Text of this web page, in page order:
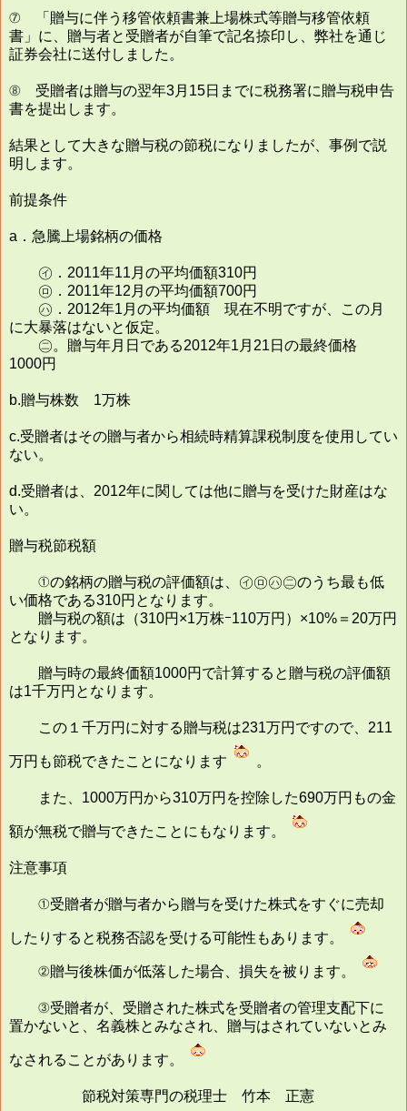
⑦ 「贈与に伴う移管依頼書兼上場株式等贈与移管依頼
書」に、贈与者と受贈者が自筆で記名捺印し、弊社を通じ
証券会社に送付しました。
⑧ 受贈者は贈与の翌年3月15日までに税務署に贈与税申告
書を提出します。
結果として大きな贈与税の節税になりましたが、事例で説
明します。
前提条件
a．急騰上場銘柄の価格
㋑．2011年11月の平均価額310円
㋺．2011年12月の平均価額700円
㋩．2012年1月の平均価額 現在不明ですが、この月
に大暴落はないと仮定。
㊁。贈与年月日である2012年1月21日の最終価格
1000円
b.贈与株数 1万株
c.受贈者はその贈与者から相続時精算課税制度を使用してい
ない。
d.受贈者は、2012年に関しては他に贈与を受けた財産はな
い。
贈与税節税額
①の銘柄の贈与税の評価額は、㋑㋺㋩㊁のうち最も低
い価格である310円となります。
贈与税の額は（310円×1万株ｰ110万円）×10%＝20万円
となります。
贈与時の最終価額1000円で計算すると贈与税の評価額
は1千万円となります。
この１千万円に対する贈与税は231万円ですので、211
万円も節税できたことになります 。
また、1000万円から310万円を控除した690万円もの金
額が無税で贈与できたことにもなります。
注意事項
①受贈者が贈与者から贈与を受けた株式をすぐに売却
したりすると税務否認を受ける可能性もあります。
②贈与後株価が低落した場合、損失を被ります。
③受贈者が、受贈された株式を受贈者の管理支配下に
置かないと、名義株とみなされ、贈与はされていないとみ
なされることがあります。
節税対策専門の税理士 竹本 正憲